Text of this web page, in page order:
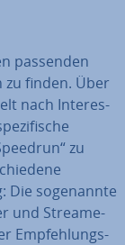
passenden
finden. Über
nach In­ter­es­
zu
Die so­ge­nann­te
und Strea­me­
Emp­feh­lungs­